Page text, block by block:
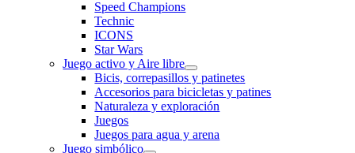
Speed Champions
Technic
ICONS
Star Wars
Juego activo y Aire libre
Bicis, correpasillos y patinetes
Accesorios para bicicletas y patines
Naturaleza y exploración
Juegos
Juegos para agua y arena
Juego simbólico